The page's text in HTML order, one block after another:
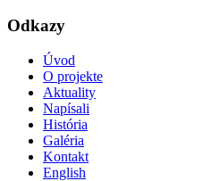
Odkazy
Úvod
O projekte
Aktuality
Napísali
História
Galéria
Kontakt
English